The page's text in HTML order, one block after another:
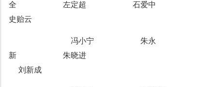
全 左定超 石爱中
史贻云
冯小宁 朱永
新 朱晓进
刘新成